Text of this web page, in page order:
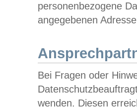
personenbezogene
angegebenen
Bei Fragen oder
wenden. Diesen